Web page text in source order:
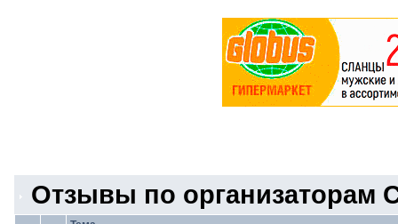
Отзывы по организаторам